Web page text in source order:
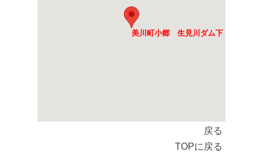
美川町小郷 生見川ダム下
戻る
TOPに戻る